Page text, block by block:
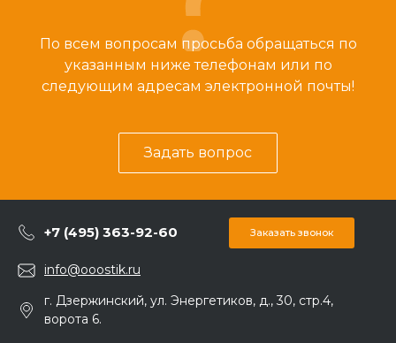
По всем вопросам просьба обращаться по
указанным ниже телефонам или по
следующим адресам электронной почты!
Задать вопрос
+7 (495) 363-92-60 Заказать звонок
info@ooostik.ru
г. Дзержинский, ул. Энергетиков, д., 30, стр.4,
ворота 6.